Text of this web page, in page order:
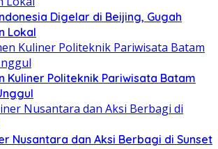
Digelar di Beijing, Gugah
Lokal
Kuliner Politeknik Pariwisata Batam
Nusantara dan Aksi Berbagi di Sunset